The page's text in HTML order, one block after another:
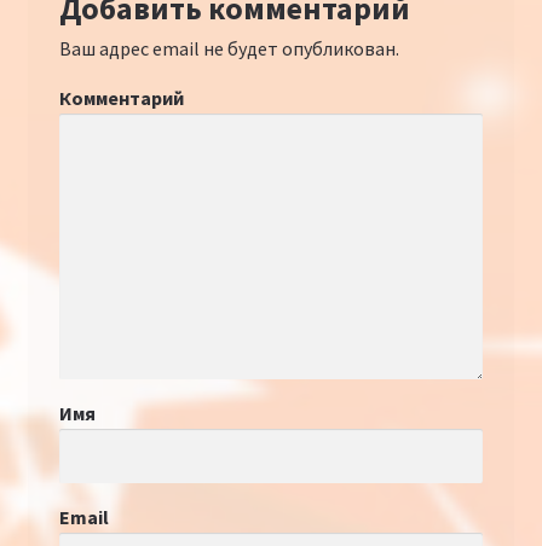
Добавить комментарий
Ваш адрес email не будет опубликован.
Комментарий
Имя
Email